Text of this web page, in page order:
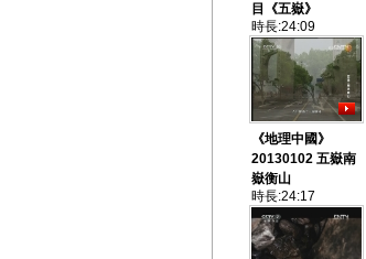
目《五嶽》
時長:24:09
《地理中國》
20130102 五嶽南
嶽衡山
時長:24:17